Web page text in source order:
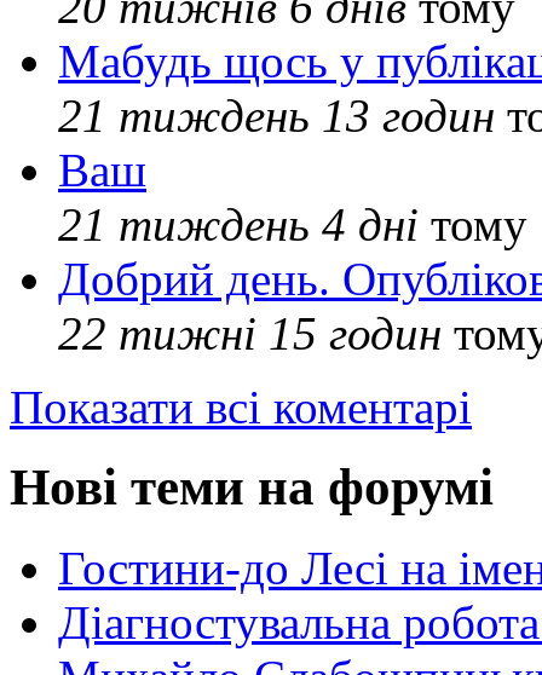
Мабудь щось у
21 тиждень 13 годин
Ваш
21 тиждень 4 дні тому
Добрий день.
22 тижні 15 годин
Показати всі коментарі
Нові теми на форумі
Гостини-до Лесі на
Діагностувальна